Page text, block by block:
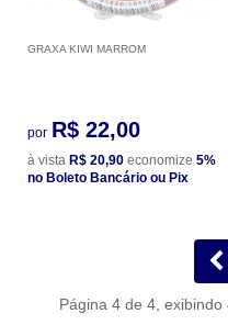
GRAXA KIWI MARROM
por R$ 22,00
à vista R$ 20,90 economize 5%
no Boleto Bancário ou Pix
Página 4 de 4,